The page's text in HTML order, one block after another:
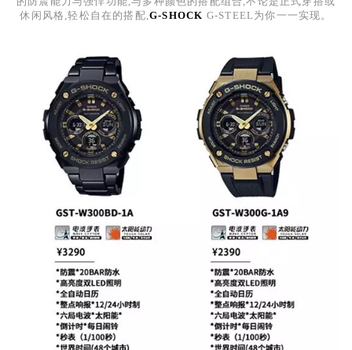
休闲风格,轻松自在的搭配,G-SHOCK G-STEEL 为你一一实现。